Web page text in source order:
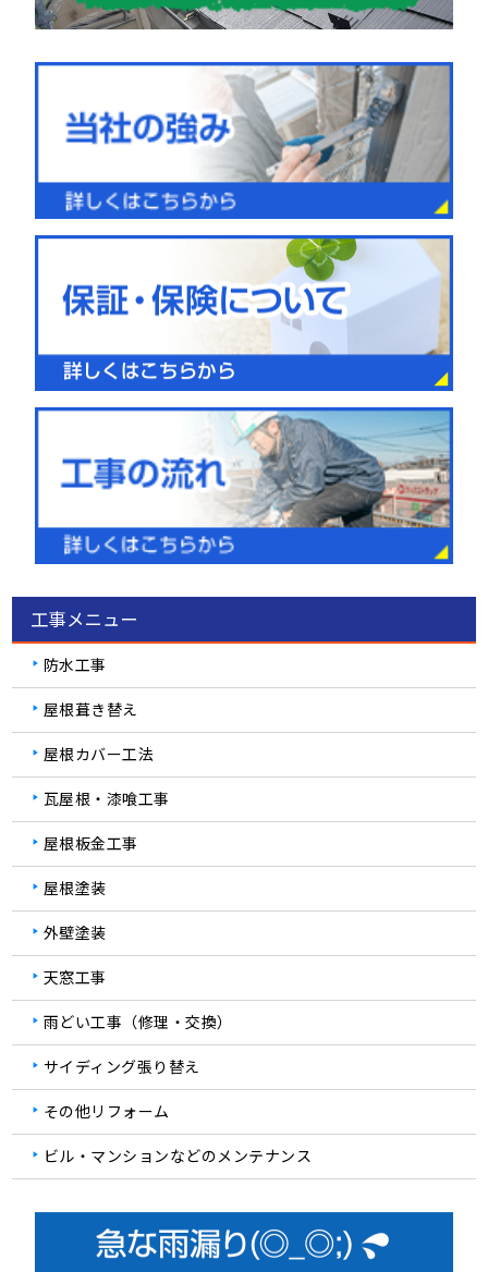
工事メニュー
防水工事
屋根葺き替え
屋根カバー工法
瓦屋根・漆喰工事
屋根板金工事
屋根塗装
外壁塗装
天窓工事
雨どい工事（修理・交換）
サイディング張り替え
その他リフォーム
ビル・マンションなどのメンテナンス